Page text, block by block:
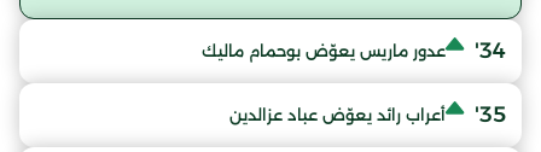
34' عدور ماريس يعوّض بوحمام ماليك
35' أعراب رائد يعوّض عباد عزالدين